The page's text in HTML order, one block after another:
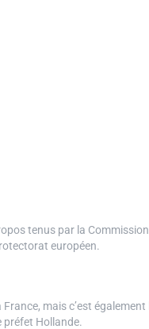
tenus par la Commission
européen.
mais c’est également
préfet Hollande.